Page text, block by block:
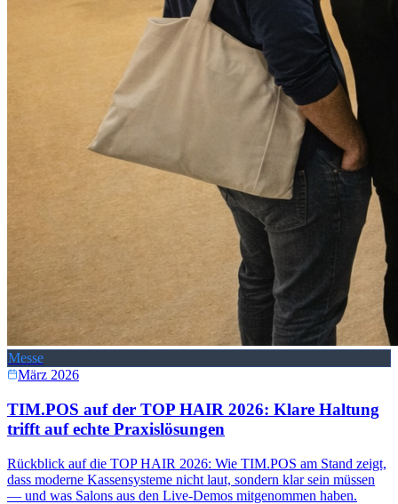
Messe
März 2026
TIM.POS auf der TOP HAIR 2026: Klare Haltung
trifft auf echte Praxislösungen
Rückblick auf die TOP HAIR 2026: Wie TIM.POS am Stand zeigt,
dass moderne Kassensysteme nicht laut, sondern klar sein müssen
— und was Salons aus den Live-Demos mitgenommen haben.